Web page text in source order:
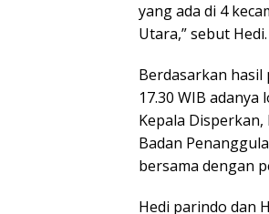
yang ada di 4
Utara,” sebut Hedi.
Berdasarkan
17.30 WIB
Kepala
Badan
bersama dengan
Hedi parindo dan